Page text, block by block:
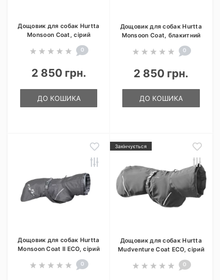
Дощовик для собак Hurtta
Monsoon Coat, сірий
0
2 850 грн.
ДО КОШИКА
Дощовик для собак Hurtta
Monsoon Coat, блакитний
0
2 850 грн.
ДО КОШИКА
Дощовик для собак Hurtta
Monsoon Coat II ECO, сірий
0
Закінчується
Дощовик для собак Hurtta
Mudventure Coat ECO, сірий
0